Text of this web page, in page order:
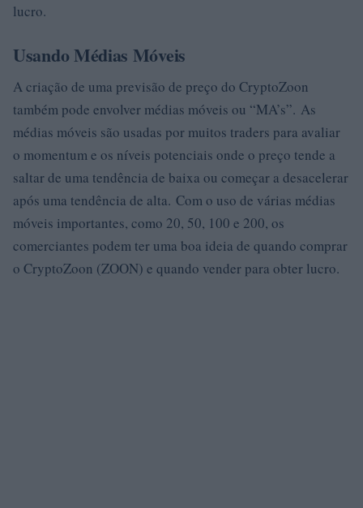
lucro.
Usando Médias Móveis
A criação de uma previsão de preço do CryptoZoon
também pode envolver médias móveis ou “MA’s”. As
médias móveis são usadas por muitos traders para avaliar
o momentum e os níveis potenciais onde o preço tende a
saltar de uma tendência de baixa ou começar a desacelerar
após uma tendência de alta. Com o uso de várias médias
móveis importantes, como 20, 50, 100 e 200, os
comerciantes podem ter uma boa ideia de quando comprar
o CryptoZoon (ZOON) e quando vender para obter lucro.